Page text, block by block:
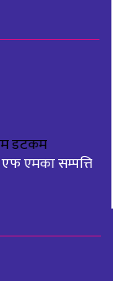
डटकम
एमका सम्पत्ति